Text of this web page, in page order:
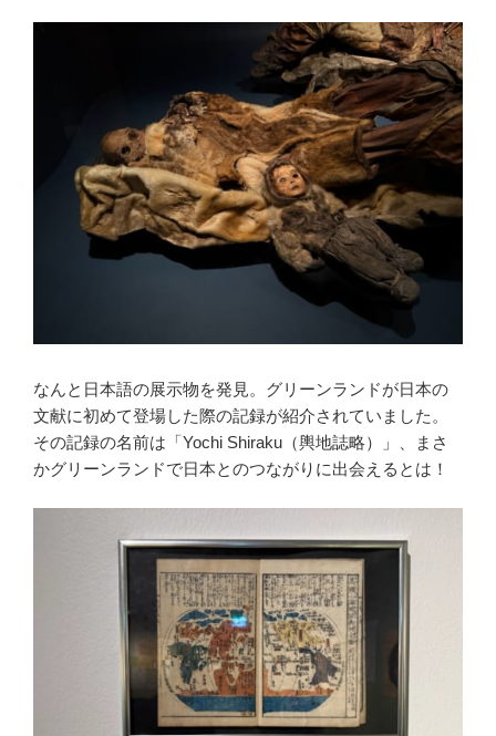
なんと日本語の展示物を発見。グリーンランドが日本の
文献に初めて登場した際の記録が紹介されていました。
その記録の名前は「Yochi Shiraku（輿地誌略）」、まさ
かグリーンランドで日本とのつながりに出会えるとは！